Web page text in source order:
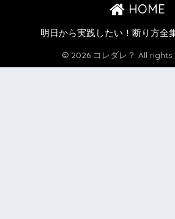
HOME
明日から実践したい！断り方全
© 2026 コレダレ？ All rights